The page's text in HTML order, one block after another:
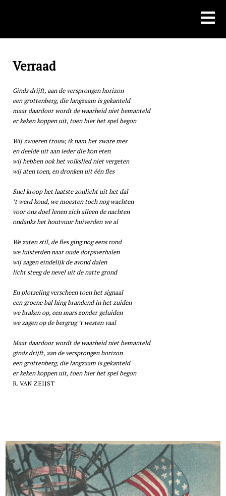
Verraad
Ginds drijft, aan de versprongen horizon
een grottenberg, die langzaam is gekanteld
maar daardoor wordt de waarheid niet bemanteld
er keken koppen uit, toen hier het spel begon
Wij zwoeren trouw, ik nam het zware mes
en deelde uit aan ieder die kon eten
wij hebben ook het volkslied niet vergeten
wij aten toen, en dronken uit één fles
Snel kroop het laatste zonlicht uit het dal
’t werd koud, we moesten toch nog wachten
voor ons doel lenen zich alleen de nachten
ondanks het houtvuur huiverden we al
We zaten stil, de fles ging nog eens rond
we luisterden naar oude dorpsverhalen
wij zagen eindelijk de avond dalen
licht steeg de nevel uit de natte grond
En plotseling verscheen toen het signaal
een groene bal hing brandend in het zuiden
we braken op, een mars zonder geluiden
we zagen op de bergrug ’t westen vaal
Maar daardoor wordt de waarheid niet bemanteld
ginds drijft, aan de versprongen horizon
een grottenberg, die langzaam is gekanteld
er keken koppen uit, toen hier het spel begon
R. VAN ZEIJST